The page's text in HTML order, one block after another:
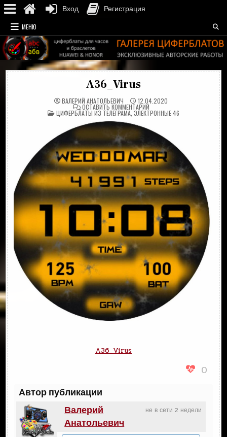
Перейти
к
содержимому
МЕНЮ
A36_Virus
ВАЛЕРИЙ АНАТОЛЬЕВИЧ 12.04.2020
ОСТАВИТЬ КОММЕНТАРИЙНА
A36_VIRUS
ОПУБЛИКОВАНО
В
ЦИФЕРБЛАТЫ ИЗ ТЕЛЕГРАМА ЭЛЕКТРОННЫЕ 46
A36_Virus
0
Автор публикации
не в сети 2 недели
Валерий
Анатольевич
Вход Регистрация